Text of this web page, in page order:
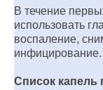
В течение
использовать
воспаление,
инфицирование.
Список капель